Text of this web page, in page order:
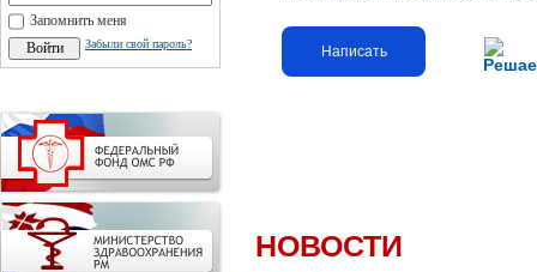
Запомнить меня
Забыли свой пароль? Написать
НОВОСТИ